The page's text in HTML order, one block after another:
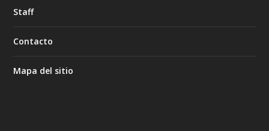
Staff
Contacto
Mapa del sitio